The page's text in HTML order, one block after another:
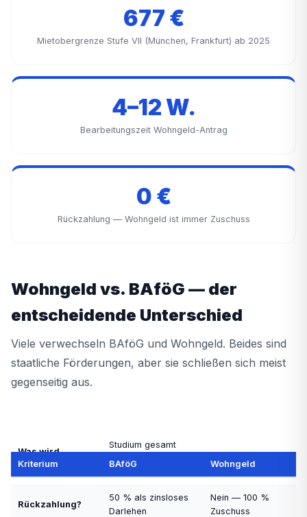
677 €
Mietobergrenze Stufe VII (München, Frankfurt) ab 2025
4–12 W.
Bearbeitungszeit Wohngeld-Antrag
0 €
Rückzahlung — Wohngeld ist immer Zuschuss
Wohngeld vs. BAföG — der
entscheidende Unterschied
Viele verwechseln BAföG und Wohngeld. Beides sind
staatliche Förderungen, aber sie schließen sich meist
gegenseitig aus.
Kriterium BAföG Wohngeld
Was wird
gefördert?
Studium gesamt
(Miete +
Nur Mietkosten
Rückzahlung?
50 % als zinsloses
Darlehen
Nein — 100 %
Zuschuss